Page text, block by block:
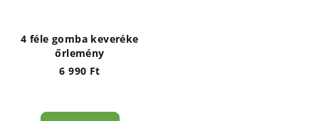
4 féle gomba keveréke
őrlemény
6 990 Ft